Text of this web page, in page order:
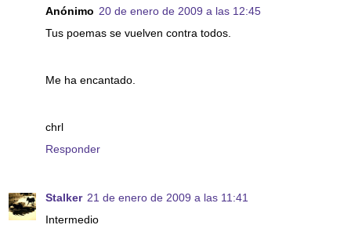
Anónimo 20 de enero de 2009 a las 12:45
Tus poemas se vuelven contra todos.
Me ha encantado.
chrl
Responder
Stalker 21 de enero de 2009 a las 11:41
Intermedio